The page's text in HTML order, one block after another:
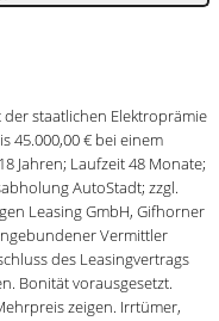
staatlichen Elektroprämie
45.000,00 € bei einem
Jahren; Laufzeit 48 Monate;
AutoStadt; zzgl.
Leasing GmbH, Gifhorner
Vermittler
des Leasingvertrags
Bonität vorausgesetzt.
zeigen. Irrtümer,